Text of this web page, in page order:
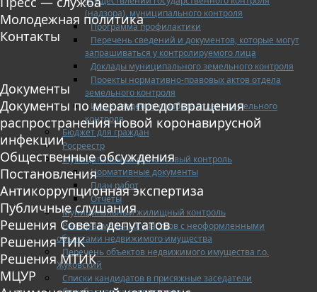
(надзора), муниципального контроля
Программа профилактики
Перечень сведений и документов, которые могут
запрашиваться у контролируемого лица
Доклады муниципального земельного контроля
Проекты нормативно-правовых актов отдела
земельного контроля
Иные сведения о работе отдела земельного
контроля
Бюджет для граждан
Росреестр
Муниципальный финансовый контроль
Нормативные документы
План работ
Отчеты
Муниципальный жилищный контроль
Реестр земельных участков с неоформленными
объектами недвижимого имущества
Перечень объектов недвижимого имущества г.о.
Жуковский
Списки кандидатов в присяжные заседатели
Молодежная политика
Контакты
Документы
Документы по мерам предотвращения
распространения новой коронавирусной
инфекции
Общественные обсуждения
Постановления
Антикоррупционная экспертиза
Публичные слушания
Решения Совета депутатов
Решения ТИК
Решения МТИК
МЦУР